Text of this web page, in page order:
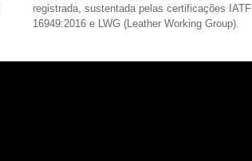
registrada, sustentada pelas certificações IATF
16949:2016 e LWG (Leather Working Group).